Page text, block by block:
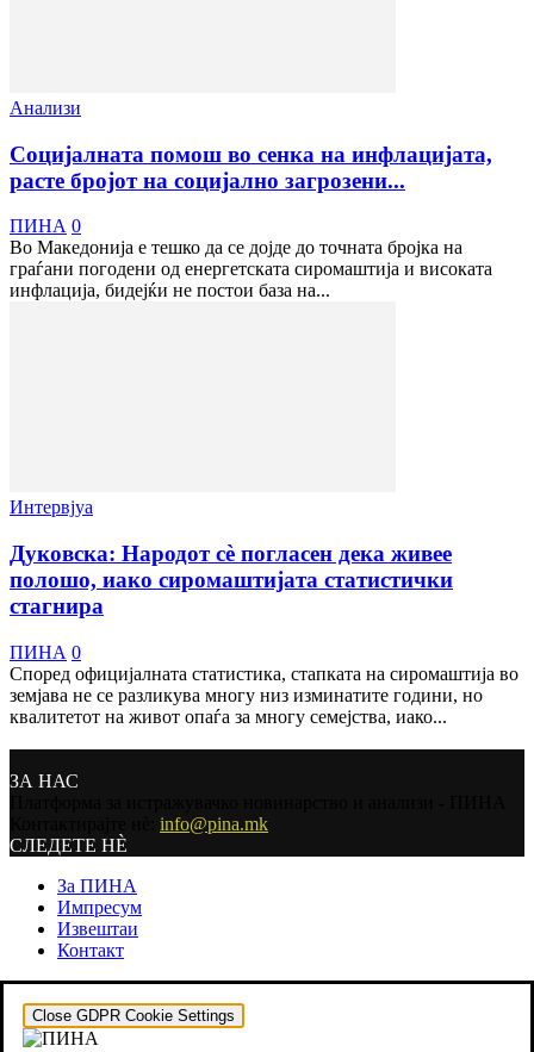
Анализи
Социјалната помош во сенка на инфлацијата,
расте бројот на социјално загрозени...
ПИНА 0
Во Македонија е тешко да се дојде до точната бројка на
граѓани погодени од енергетската сиромаштија и високата
инфлација, бидејќи не постои база на...
Интервјуа
Дуковска: Народот сѐ погласен дека живее
полошо, иако сиромаштијата статистички
стагнира
ПИНА 0
Според официјалната статистика, стапката на сиромаштија во
земјава не се разликува многу низ изминатите години, но
квалитетот на живот опаѓа за многу семејства, иако...
ЗА НАС
info@pina.mk
СЛЕДЕТЕ НЀ
За ПИНА
Импресум
Извештаи
Контакт
Close GDPR Cookie Settings